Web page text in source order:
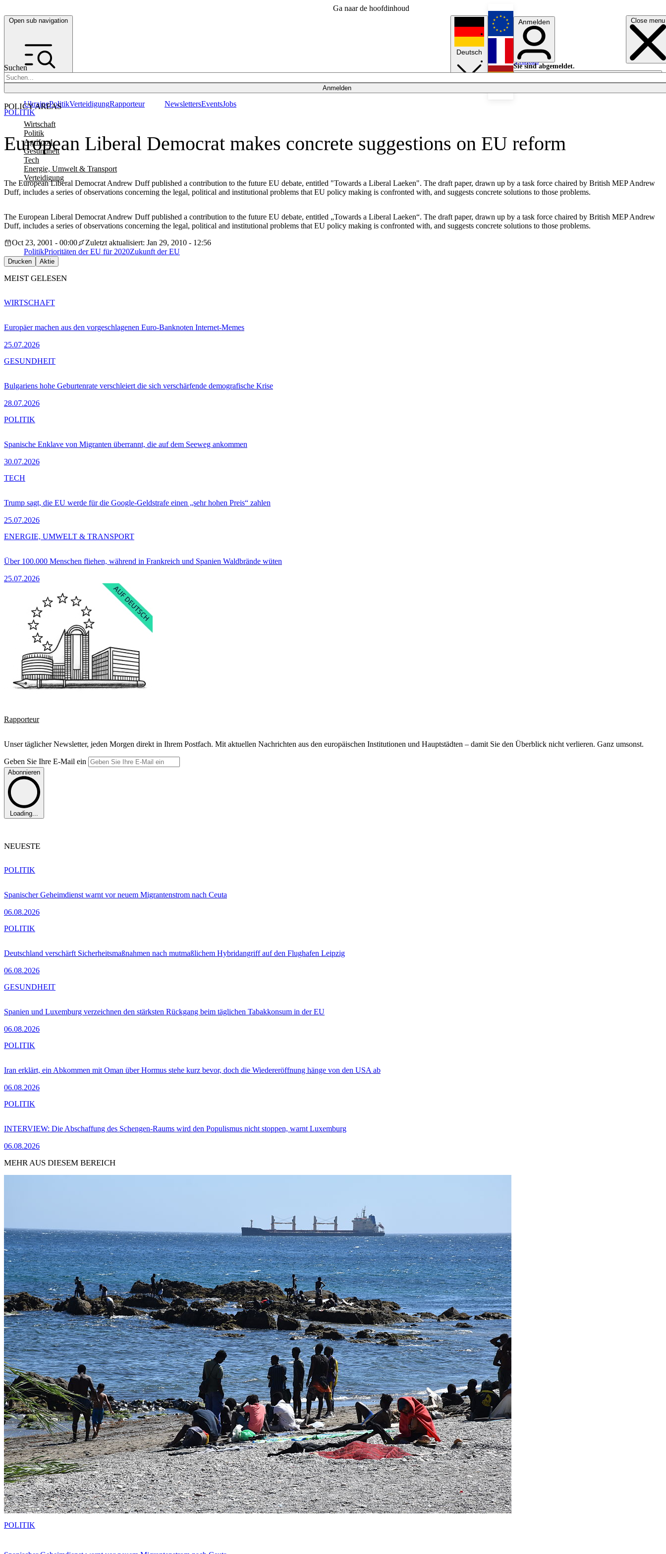
Ga naar de hoofdinhoud
Open sub navigation Close menu
Suchen
Anmelden
POLICY AREAS
Wirtschaft
Politik
Agrifood
Gesundheit
Tech
Energie, Umwelt & Transport
Verteidigung
UkrainePolitikVerteidigungRapporteur NewslettersEventsJobs
Deutsch
English
Français
Anmelden
Sie sind abgemeldet.
Anmelden
Licht aus
European Liberal Democrat makes concrete suggestions on EU reform
The European Liberal Democrat Andrew Duff published a contribution to the future EU debate, entitled "Towards a Liberal Laeken". The draft paper, drawn up by a task force chaired by British MEP Andrew
Duff, includes a series of observations concerning the legal, political and institutional problems that EU policy making is confronted with, and suggests concrete solutions to those problems.
POLITIK
The European Liberal Democrat Andrew Duff published a contribution to the future EU debate, entitled „Towards a Liberal Laeken“. The draft paper, drawn up by a task force chaired by British MEP Andrew
Duff, includes a series of observations concerning the legal, political and institutional problems that EU policy making is confronted with, and suggests concrete solutions to those problems.
Oct 23, 2001 - 00:00
Zuletzt aktualisiert: Jan 29, 2010 - 12:56
PolitikPrioritäten der EU für 2020Zukunft der EU
Drucken Aktie
MEIST GELESEN
Europäer machen aus den vorgeschlagenen Euro-Banknoten Internet-Memes
25.07.2026
WIRTSCHAFT
Bulgariens hohe Geburtenrate verschleiert die sich verschärfende demografische Krise
28.07.2026
GESUNDHEIT
Spanische Enklave von Migranten überrannt, die auf dem Seeweg ankommen
30.07.2026
POLITIK
Trump sagt, die EU werde für die Google-Geldstrafe einen „sehr hohen Preis“ zahlen
25.07.2026
TECH
Über 100.000 Menschen fliehen, während in Frankreich und Spanien Waldbrände wüten
25.07.2026
ENERGIE, UMWELT & TRANSPORT
Rapporteur
Unser täglicher Newsletter, jeden Morgen direkt in Ihrem Postfach. Mit aktuellen Nachrichten aus den europäischen Institutionen und Hauptstädten – damit Sie den Überblick nicht verlieren. Ganz umsonst.
Geben Sie Ihre E-Mail ein
Abonnieren
Loading...
NEUESTE
Spanischer Geheimdienst warnt vor neuem Migrantenstrom nach Ceuta
06.08.2026
POLITIK
Deutschland verschärft Sicherheitsmaßnahmen nach mutmaßlichem Hybridangriff auf den Flughafen Leipzig
06.08.2026
POLITIK
Spanien und Luxemburg verzeichnen den stärksten Rückgang beim täglichen Tabakkonsum in der EU
06.08.2026
GESUNDHEIT
Iran erklärt, ein Abkommen mit Oman über Hormus stehe kurz bevor, doch die Wiedereröffnung hänge von den USA ab
06.08.2026
POLITIK
INTERVIEW: Die Abschaffung des Schengen-Raums wird den Populismus nicht stoppen, warnt Luxemburg
06.08.2026
POLITIK
MEHR AUS DIESEM BEREICH
POLITIK